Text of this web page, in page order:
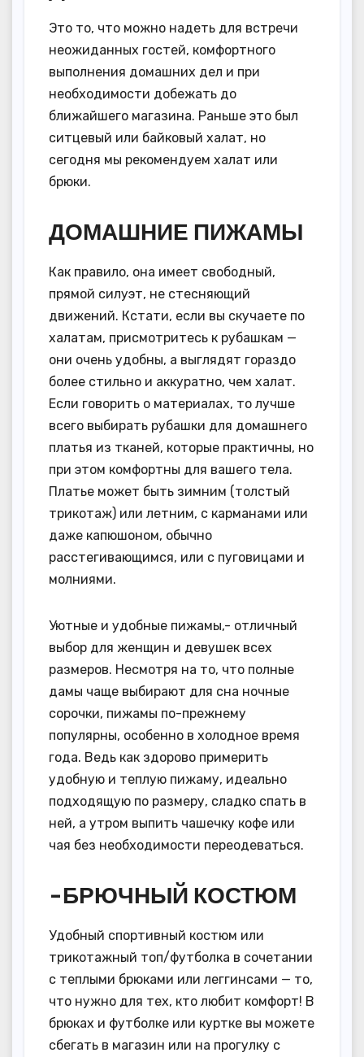
Это то, что можно надеть для встречи
неожиданных гостей, комфортного
выполнения домашних дел и при
необходимости добежать до
ближайшего магазина. Раньше это был
ситцевый или байковый халат, но
сегодня мы рекомендуем халат или
брюки.
ДОМАШНИЕ ПИЖАМЫ
Как правило, она имеет свободный,
прямой силуэт, не стесняющий
движений. Кстати, если вы скучаете по
халатам, присмотритесь к рубашкам —
они очень удобны, а выглядят гораздо
более стильно и аккуратно, чем халат.
Если говорить о материалах, то лучше
всего выбирать рубашки для домашнего
платья из тканей, которые практичны, но
при этом комфортны для вашего тела.
Платье может быть зимним (толстый
трикотаж) или летним, с карманами или
даже капюшоном, обычно
расстегивающимся, или с пуговицами и
молниями.
Уютные и удобные пижамы,- отличный
выбор для женщин и девушек всех
размеров. Несмотря на то, что полные
дамы чаще выбирают для сна ночные
сорочки, пижамы по-прежнему
популярны, особенно в холодное время
года. Ведь как здорово примерить
удобную и теплую пижаму, идеально
подходящую по размеру, сладко спать в
ней, а утром выпить чашечку кофе или
чая без необходимости переодеваться.
-БРЮЧНЫЙ КОСТЮМ
Удобный спортивный костюм или
трикотажный топ/футболка в сочетании
с теплыми брюками или леггинсами — то,
что нужно для тех, кто любит комфорт! В
брюках и футболке или куртке вы можете
сбегать в магазин или на прогулку с